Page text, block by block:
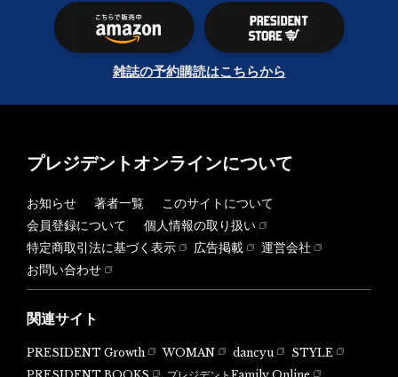
雑誌の予約購読はこちらから
プレジデントオンラインについて
お知らせ 著者一覧
このサイトについて
会員登録について
個人情報の取り扱い
特定商取引法に基づく表示
広告掲載
運営会社
お問い合わせ
関連サイト
PRESIDENT Growth WOMAN dancyu
STYLE